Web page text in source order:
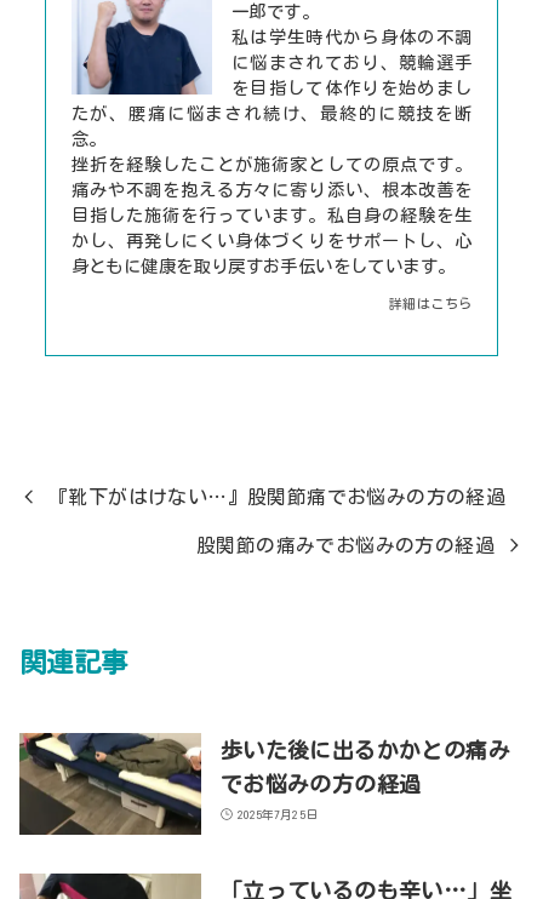
一郎です。
私は学生時代から身体の不調
に悩まされており、競輪選手
を目指して体作りを始めまし
たが、腰痛に悩まされ続け、最終的に競技を断
念。
挫折を経験したことが施術家としての原点です。
痛みや不調を抱える方々に寄り添い、根本改善を
目指した施術を行っています。私自身の経験を生
かし、再発しにくい身体づくりをサポートし、心
身ともに健康を取り戻すお手伝いをしています。
詳細はこちら
『靴下がはけない…』股関節痛でお悩みの方の経過
股関節の痛みでお悩みの方の経過
関連記事
歩いた後に出るかかとの痛み
でお悩みの方の経過
2025年7月25日
「立っているのも辛い…」坐